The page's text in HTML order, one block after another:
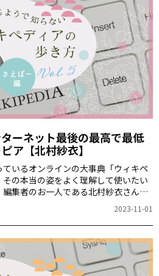
ーネット最後の最高で最低
ア【北村紗衣】
いるオンラインの大事典「ウィキペ
の本当の姿をよく理解して使いたい
編集者のお一人である北村紗衣さん
2023-11-01